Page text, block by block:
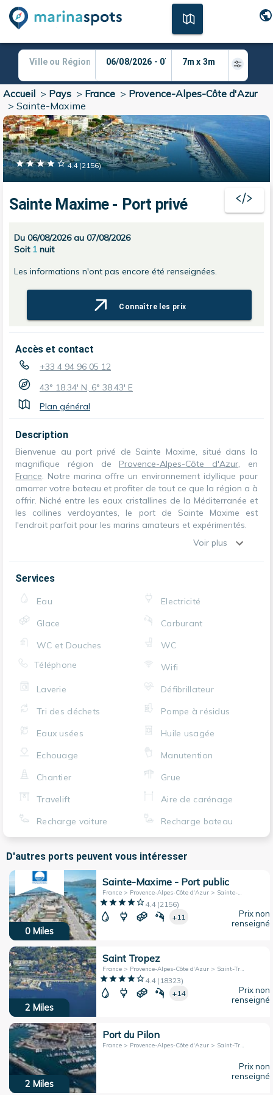
Accueil > Pays > France > Provence-Alpes-Côte d'Azur
> Sainte-Maxime
4.4(2156)
Sainte Maxime - Port privé
Du 06/08/2026 au 07/08/2026
Soit 1 nuit
Les informations n'ont pas encore été renseignées.
Connaître les prix
Accès et contact
+33 4 94 96 05 12
43° 18.34' N, 6° 38.43' E
Plan général
Description
Bienvenue au port privé de Sainte Maxime, situé dans la
magnifique région de Provence-Alpes-Côte d'Azur, en
France. Notre marina offre un environnement idyllique pour
amarrer votre bateau et profiter de tout ce que la région a à
offrir. Niché entre les eaux cristallines de la Méditerranée et
les collines verdoyantes, le port de Sainte Maxime est
l'endroit parfait pour les marins amateurs et expérimentés.
Voir plus
Services
Eau
Electricité
Glace
Carburant
WC et Douches
WC
Téléphone
Wifi
Laverie
Défibrillateur
Tri des déchets
Pompe à résidus
Eaux usées
Huile usagée
Echouage
Manutention
Chantier
Grue
Travelift
Aire de carénage
Recharge voiture
Recharge bateau
D'autres ports peuvent vous intéresser
0 Miles
Sainte-Maxime - Port public
France > Provence-Alpes-Côte d'Azur > Sainte-Maxime
4.4(2156)
+11
Prix non
renseigné
2 Miles
Saint Tropez
France > Provence-Alpes-Côte d'Azur > Saint-Tropez
4.4( 18323)
+14
Prix non
renseigné
2 Miles
Port du Pilon
France > Provence-Alpes-Côte d'Azur > Saint-Tropez
Prix non
renseigné